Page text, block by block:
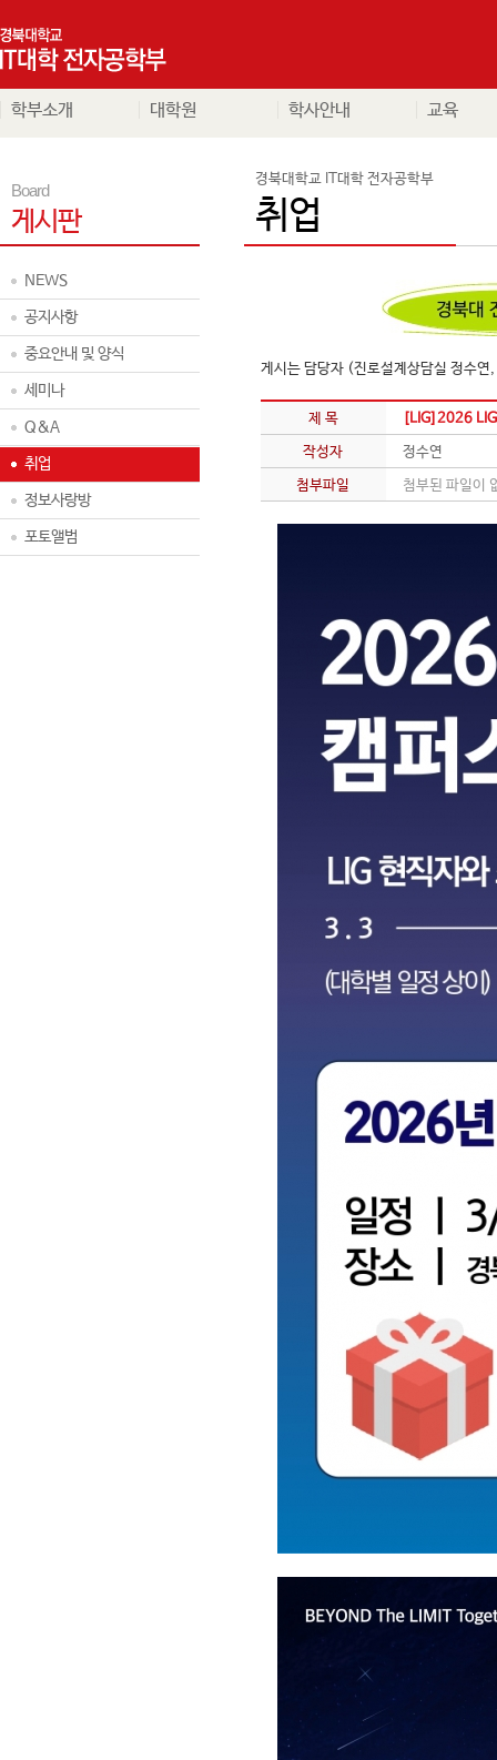
학부소개 대학원 학사안내 교육
Board
게시판
NEWS
공지사항
중요안내 및 양식
세미나
Q&A
취업
정보사랑방
포토앨범
경북대학교 IT대학 전자공학부
취업
게시는 담당자 (진로설계상담실 정
제 목
[LIG]2026
작성자
정수연
첨부파일
첨부된 파일이